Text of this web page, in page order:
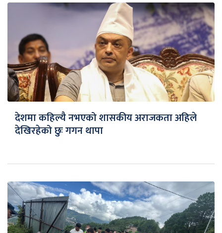
देशमा कहिल्यै नभएको शासकीय अराजकता अहिले
देखिरहेको छुः गगन थापा